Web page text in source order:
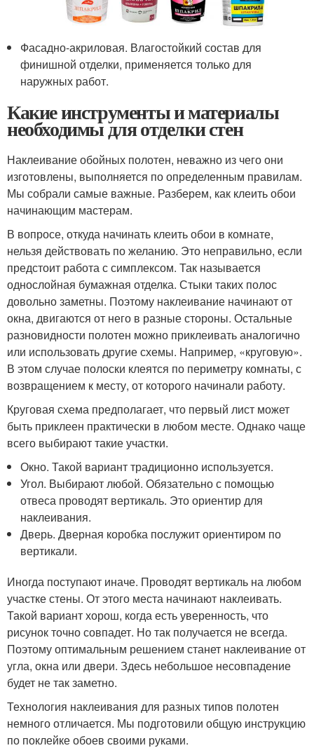
Фасадно-акриловая. Влагостойкий состав для
финишной отделки, применяется только для
наружных работ.
Какие инструменты и материалы
необходимы для отделки стен
Наклеивание обойных полотен, неважно из чего они
изготовлены, выполняется по определенным правилам.
Мы собрали самые важные. Разберем, как клеить обои
начинающим мастерам.
В вопросе, откуда начинать клеить обои в комнате,
нельзя действовать по желанию. Это неправильно, если
предстоит работа с симплексом. Так называется
однослойная бумажная отделка. Стыки таких полос
довольно заметны. Поэтому наклеивание начинают от
окна, двигаются от него в разные стороны. Остальные
разновидности полотен можно приклеивать аналогично
или использовать другие схемы. Например, «круговую».
В этом случае полоски клеятся по периметру комнаты, с
возвращением к месту, от которого начинали работу.
Круговая схема предполагает, что первый лист может
быть приклеен практически в любом месте. Однако чаще
всего выбирают такие участки.
Окно. Такой вариант традиционно используется.
Угол. Выбирают любой. Обязательно с помощью
отвеса проводят вертикаль. Это ориентир для
наклеивания.
Дверь. Дверная коробка послужит ориентиром по
вертикали.
Иногда поступают иначе. Проводят вертикаль на любом
участке стены. От этого места начинают наклеивать.
Такой вариант хорош, когда есть уверенность, что
рисунок точно совпадет. Но так получается не всегда.
Поэтому оптимальным решением станет наклеивание от
угла, окна или двери. Здесь небольшое несовпадение
будет не так заметно.
Технология наклеивания для разных типов полотен
немного отличается. Мы подготовили общую инструкцию
по поклейке обоев своими руками.